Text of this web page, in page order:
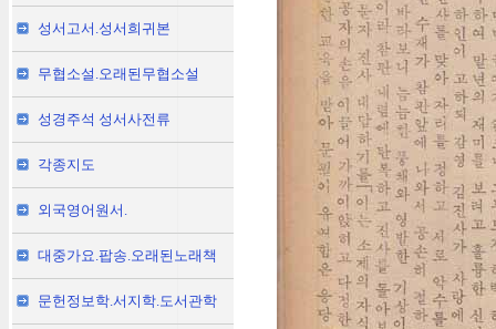
성서고서.성서희귀본
무협소설.오래된무협소설
성경주석 성서사전류
각종지도
외국영어원서.
대중가요.팝송.오래된노래책
문헌정보학.서지학.도서관학